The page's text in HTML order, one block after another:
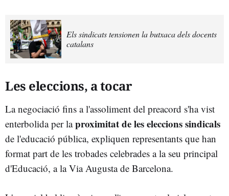
Els sindicats tensionen la butxaca dels docents
catalans
Les eleccions, a tocar
La negociació fins a l'assoliment del preacord s'ha vist
enterbolida per laproximitat de les eleccions sindicals
de l'educació pública, expliquen representants que han
format part de les trobades celebrades a la seu principal
d'Educació, a la Via Augusta de Barcelona.